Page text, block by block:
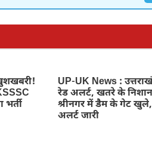
UP-UK News :
रेड अलर्ट, खतरे के निशान
श्रीनगर में डैम के गेट खुले,
अलर्ट जारी